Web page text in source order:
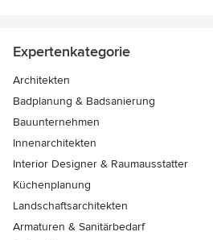
Expertenkategorie
Architekten
Badplanung & Badsanierung
Bauunternehmen
Innenarchitekten
Interior Designer & Raumausstatter
Küchenplanung
Landschaftsarchitekten
Armaturen & Sanitärbedarf